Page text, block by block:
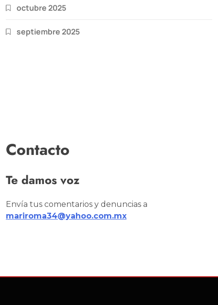
octubre 2025
septiembre 2025
Contacto
Te damos voz
Envía tus comentarios y denuncias a
mariroma34@yahoo.com.mx